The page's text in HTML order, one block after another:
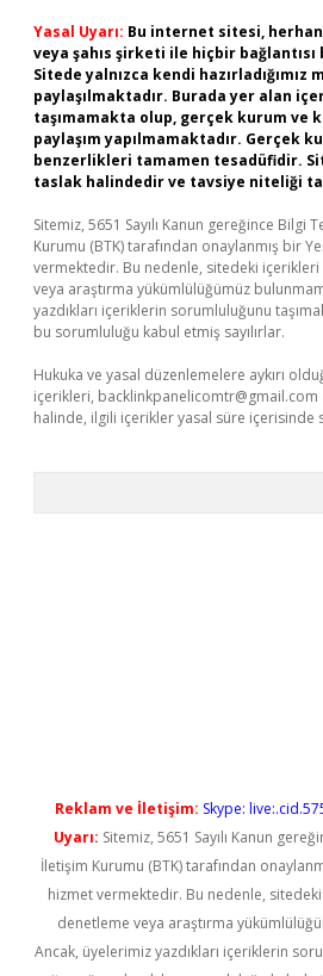
Yasal Uyarı: Bu internet sitesi,
veya şahıs şirketi ile hiçbir
Sitede yalnızca kendi hazırladığımız
paylaşılmaktadır. Burada yer alan
taşımamakta olup, gerçek kurum ve
paylaşım yapılmamaktadır. Gerçek
benzerlikleri tamamen tesadüfidir.
taslak halindedir ve tavsiye niteliği
Sitemiz, 5651 Sayılı Kanun gereğince Bilgi
Kurumu (BTK) tarafından onaylanmış bir
vermektedir. Bu nedenle, sitedeki
veya araştırma yükümlülüğümüz
yazdıkları içeriklerin sorumluluğunu
bu sorumluluğu kabul etmiş sayılırlar.
Hukuka ve yasal düzenlemelere aykırı
içerikleri, backlinkpanelicomtr@gmail.com
halinde, ilgili içerikler yasal süre içerisinde
Reklam ve İletişim: Skype:
Uyarı: Sitemiz, 5651 Sayılı Kanun
İletişim Kurumu (BTK) tarafından
hizmet vermektedir. Bu nedenle,
denetleme veya araştırma
Ancak, üyelerimiz yazdıkları içeriklerin